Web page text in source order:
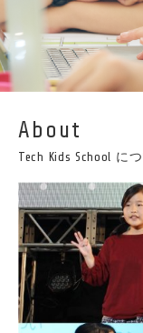
About
Tech Kids School に